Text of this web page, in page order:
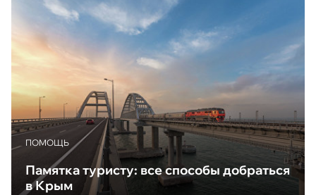
ПОМОЩЬ
Памятка туристу: все способы добраться
в Крым